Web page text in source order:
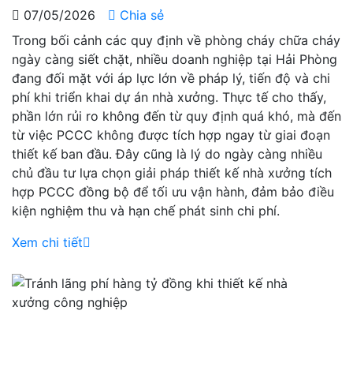
07/05/2026
Chia sẻ
Trong bối cảnh các quy định về phòng cháy chữa cháy
ngày càng siết chặt, nhiều doanh nghiệp tại Hải Phòng
đang đối mặt với áp lực lớn về pháp lý, tiến độ và chi
phí khi triển khai dự án nhà xưởng. Thực tế cho thấy,
phần lớn rủi ro không đến từ quy định quá khó, mà đến
từ việc PCCC không được tích hợp ngay từ giai đoạn
thiết kế ban đầu. Đây cũng là lý do ngày càng nhiều
chủ đầu tư lựa chọn giải pháp thiết kế nhà xưởng tích
hợp PCCC đồng bộ để tối ưu vận hành, đảm bảo điều
kiện nghiệm thu và hạn chế phát sinh chi phí.
Xem chi tiết